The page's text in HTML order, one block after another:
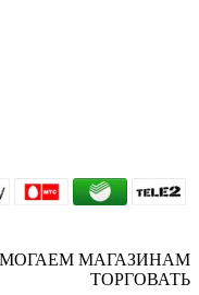
МАГАЗИНАМ
ТОРГОВАТЬ